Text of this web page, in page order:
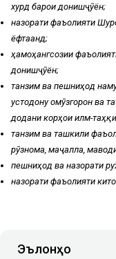
хурд барои донишҷӯён;
назорати фаъолияти
ёфтаанд;
ҳамоҳангсозии
донишҷӯён;
танзим ва пешниҳод
устодону омӯзгорон ва
додани корҳои илмӣ-
танзим ва ташкили
рӯзнома, маҷалла,
пешниҳод ва назорати
назорати фаъолияти
Эълонҳо